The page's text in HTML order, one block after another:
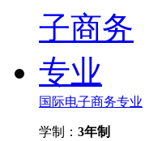
国际电子商务专业
学制： 3年制